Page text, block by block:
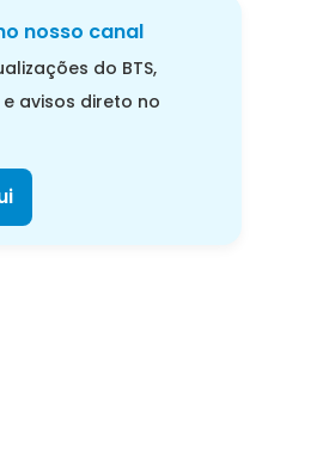
nosso canal
do BTS,
avisos direto no